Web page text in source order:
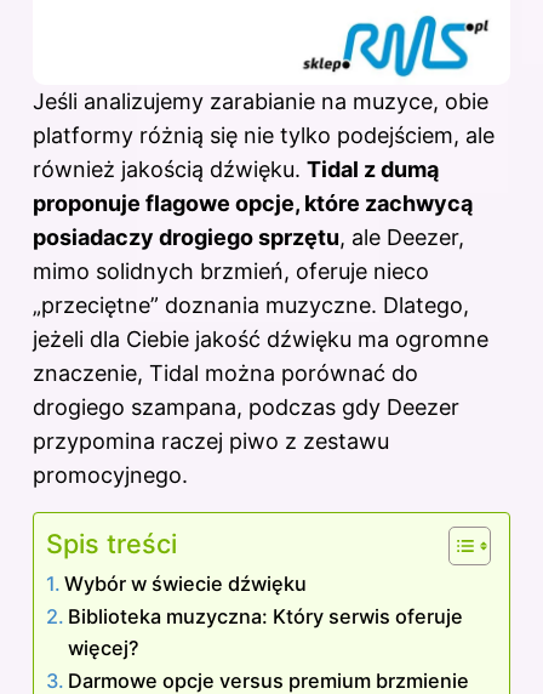
Jeśli analizujemy zarabianie na muzyce, obie
platformy różnią się nie tylko podejściem, ale
również jakością dźwięku. Tidal z dumą
proponuje flagowe opcje, które zachwycą
posiadaczy drogiego sprzętu, ale Deezer,
mimo solidnych brzmień, oferuje nieco
„przeciętne” doznania muzyczne. Dlatego,
jeżeli dla Ciebie jakość dźwięku ma ogromne
znaczenie, Tidal można porównać do
drogiego szampana, podczas gdy Deezer
przypomina raczej piwo z zestawu
promocyjnego.
Spis treści
Wybór w świecie dźwięku
Biblioteka muzyczna: Który serwis oferuje
więcej?
Darmowe opcje versus premium brzmienie